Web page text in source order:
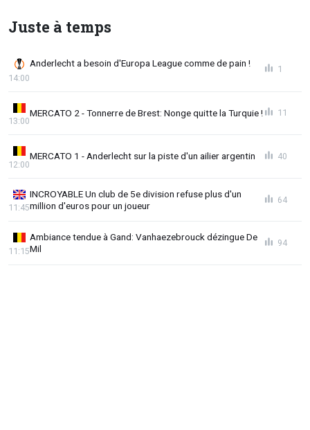
Juste à temps
Anderlecht a besoin d'Europa League comme de pain !
14:00
1
MERCATO 2 - Tonnerre de Brest: Nonge quitte la Turquie !
13:00
11
MERCATO 1 - Anderlecht sur la piste d'un ailier argentin
12:00
40
INCROYABLE Un club de 5e division refuse plus d'un
million d'euros pour un joueur
11:45
64
Ambiance tendue à Gand: Vanhaezebrouck dézingue De
Mil
11:15
94